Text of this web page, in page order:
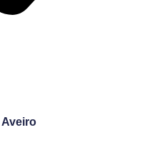
Aveiro